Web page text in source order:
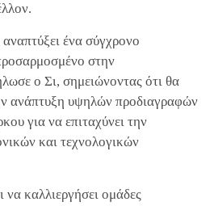
ένα σύγχρονο
στην
ο Σι, σημειώνοντας ότι θα
ανάπτυξη υψηλών προδιαγραφών
για να επιταχύνει την
και τεχνολογικών
να καλλιεργήσει ομάδες